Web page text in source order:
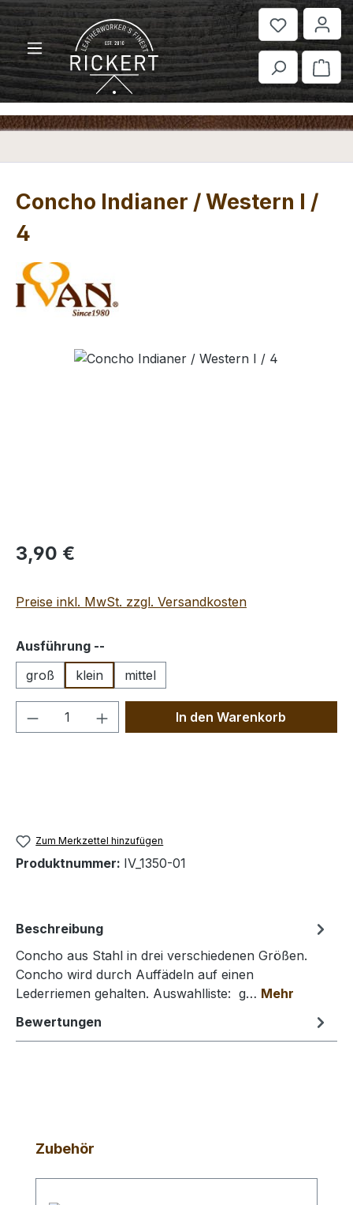
Zum Hauptinhalt springen
Concho Indianer / Western I /
4
Bildergalerie überspringen
Regulärer Preis:
3,90 €
Preise inkl. MwSt. zzgl. Versandkosten
Ausführung --
groß
klein mittel
Produkt Anzahl: Gib denIn den Warenkorb
Zum Merkzettel hinzufügen
Produktnummer: IV_1350-01
Beschreibung
Concho aus Stahl in drei verschiedenen Größen.
Concho wird durch Auffädeln auf einen
Lederriemen gehalten. Auswahlliste: g… Mehr
Bewertungen
Produktgalerie überspringen
Zubehör